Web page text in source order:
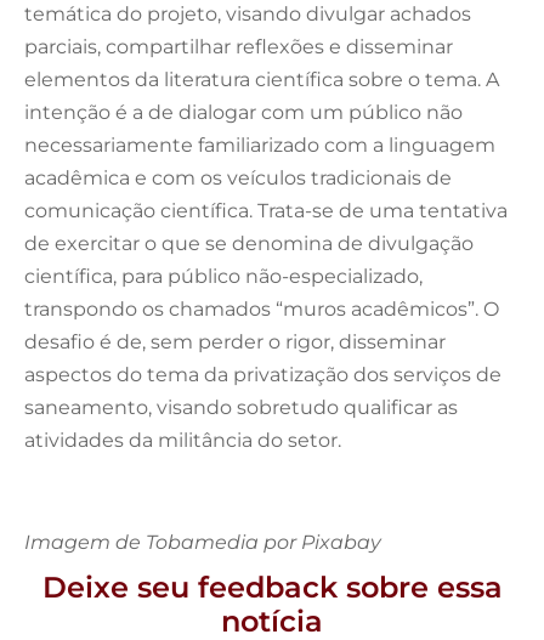
temática do projeto, visando divulgar achados
parciais, compartilhar reflexões e disseminar
elementos da literatura científica sobre o tema. A
intenção é a de dialogar com um público não
necessariamente familiarizado com a linguagem
acadêmica e com os veículos tradicionais de
comunicação científica. Trata-se de uma tentativa
de exercitar o que se denomina de divulgação
científica, para público não-especializado,
transpondo os chamados “muros acadêmicos”. O
desafio é de, sem perder o rigor, disseminar
aspectos do tema da privatização dos serviços de
saneamento, visando sobretudo qualificar as
atividades da militância do setor.
Imagem de Tobamedia por Pixabay
Deixe seu feedback sobre essa
notícia